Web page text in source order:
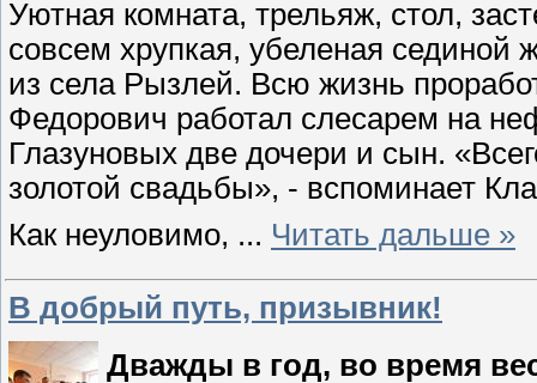
Уютная комната, трельяж, стол,
совсем хрупкая, убеленая
из села Рызлей. Всю жизнь
Федорович работал слесарем на
Глазуновых две дочери и сын.
золотой свадьбы», - вспоминает
Как неуловимо, ... Читать дальше »
В добрый путь, призывник!
Дважды в год, во время